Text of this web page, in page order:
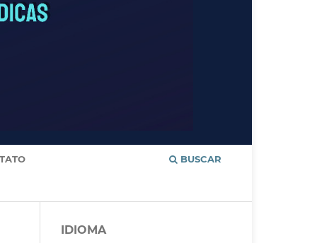
BUSCAR
IDIOMA